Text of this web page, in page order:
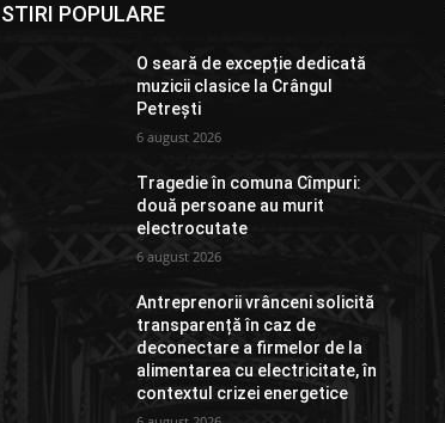
STIRI POPULARE
O seară de excepție dedicată
muzicii clasice la Crângul
Petrești
6 august 2026
Tragedie în comuna Cîmpuri:
două persoane au murit
electrocutate
6 august 2026
Antreprenorii vrânceni solicită
transparență în caz de
deconectare a firmelor de la
alimentarea cu electricitate, în
contextul crizei energetice